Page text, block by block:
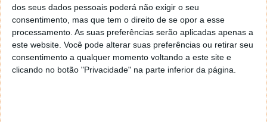
dos seus dados pessoais poderá não exigir o seu
consentimento, mas que tem o direito de se opor a esse
processamento. As suas preferências serão aplicadas apenas a
este website. Você pode alterar suas preferências ou retirar seu
consentimento a qualquer momento voltando a este site e
clicando no botão "Privacidade" na parte inferior da página.
29/ago/24 15h00 Circular Externa - Montijo
VIANA DO CASTELO
28/set/24 09h30 Avenida Paulo VI - Darque -
Viana do Castelo